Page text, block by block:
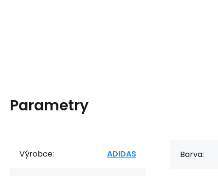
Parametry
Výrobce: ADIDAS Barva: